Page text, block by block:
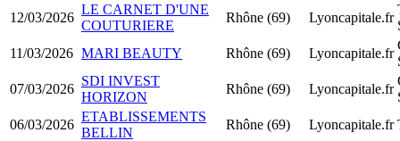
12/03/2026
LE CARNET D'UNE
COUTURIERE
Rhône (69) Lyoncapitale.fr
11/03/2026 MARI BEAUTY Rhône (69) Lyoncapitale.fr
07/03/2026
SDI INVEST
HORIZON
Rhône (69) Lyoncapitale.fr
06/03/2026
ETABLISSEMENTS
BELLIN
Rhône (69) Lyoncapitale.fr